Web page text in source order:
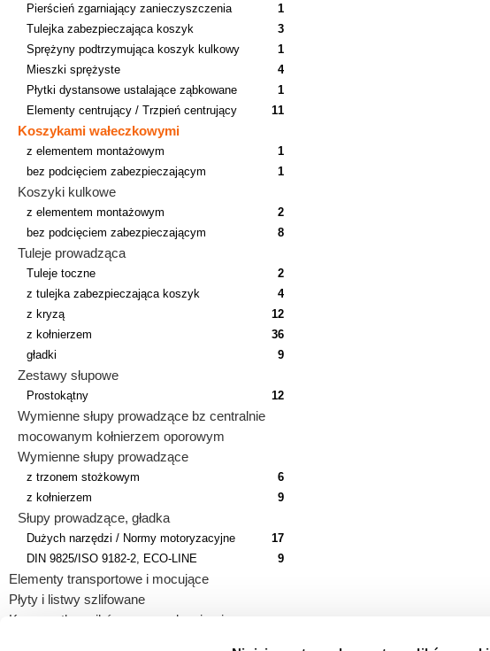
Pierścień zgarniający zanieczyszczenia
1
Tulejka zabezpieczająca koszyk
3
Sprężyny podtrzymująca koszyk kulkowy
1
Mieszki sprężyste
4
Płytki dystansowe ustalające ząbkowane
1
Elementy centrujący / Trzpień centrujący
11
Koszykami wałeczkowymi
z elementem montażowym
1
bez podcięciem zabezpieczającym
1
Koszyki kulkowe
z elementem montażowym
2
bez podcięciem zabezpieczającym
8
Tuleje prowadząca
Tuleje toczne
2
z tulejka zabezpieczająca koszyk
4
z kryzą
12
z kołnierzem
36
gładki
9
Zestawy słupowe
Prostokątny 12
Wymienne słupy prowadzące bz centralnie
mocowanym kołnierzem oporowym
Wymienne słupy prowadzące
z trzonem stożkowym
6
z kołnierzem
9
Słupy prowadzące, gładka
Dużych narzędzi / Normy motoryzacyjne
17
DIN 9825/ISO 9182-2, ECO-LINE
9
Elementy transportowe i mocujące
Płyty i listwy szlifowane
Korpusy tłoczników z prowadzeniami